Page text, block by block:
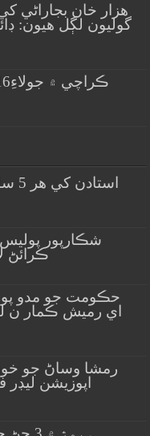
گوليون لڳل هيون:
ڪرائڻ لاءِ
حڪومت جو مدو
اي رميش ڪمار ن
رمشا وساڻ جو
اپوزيشن